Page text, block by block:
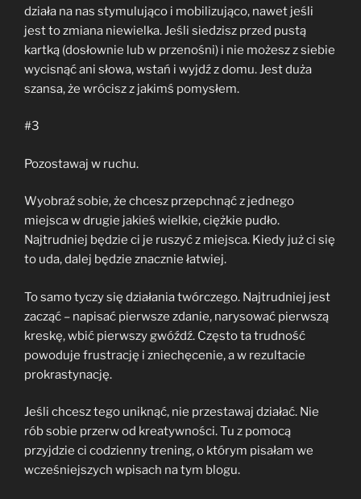
działa na nas stymulująco i mobilizująco, nawet jeśli
jest to zmiana niewielka. Jeśli siedzisz przed pustą
kartką (dosłownie lub w przenośni) i nie możesz z siebie
wycisnąć ani słowa, wstań i wyjdź z domu. Jest duża
szansa, że wrócisz z jakimś pomysłem.
#3
Pozostawaj w ruchu.
Wyobraź sobie, że chcesz przepchnąć z jednego
miejsca w drugie jakieś wielkie, ciężkie pudło.
Najtrudniej będzie ci je ruszyć z miejsca. Kiedy już ci się
to uda, dalej będzie znacznie łatwiej.
To samo tyczy się działania twórczego. Najtrudniej jest
zacząć – napisać pierwsze zdanie, narysować pierwszą
kreskę, wbić pierwszy gwóźdź. Często ta trudność
powoduje frustrację i zniechęcenie, a w rezultacie
prokrastynację.
Jeśli chcesz tego uniknąć, nie przestawaj działać. Nie
rób sobie przerw od kreatywności. Tu z pomocą
przyjdzie ci codzienny trening, o którym pisałam we
wcześniejszych wpisach na tym blogu.